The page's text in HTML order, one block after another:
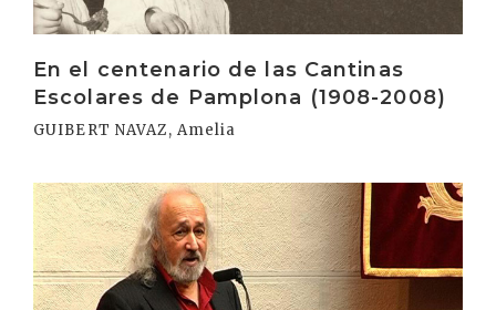
En el centenario de las Cantinas
Escolares de Pamplona (1908-2008)
GUIBERT NAVAZ, Amelia
Irakurri